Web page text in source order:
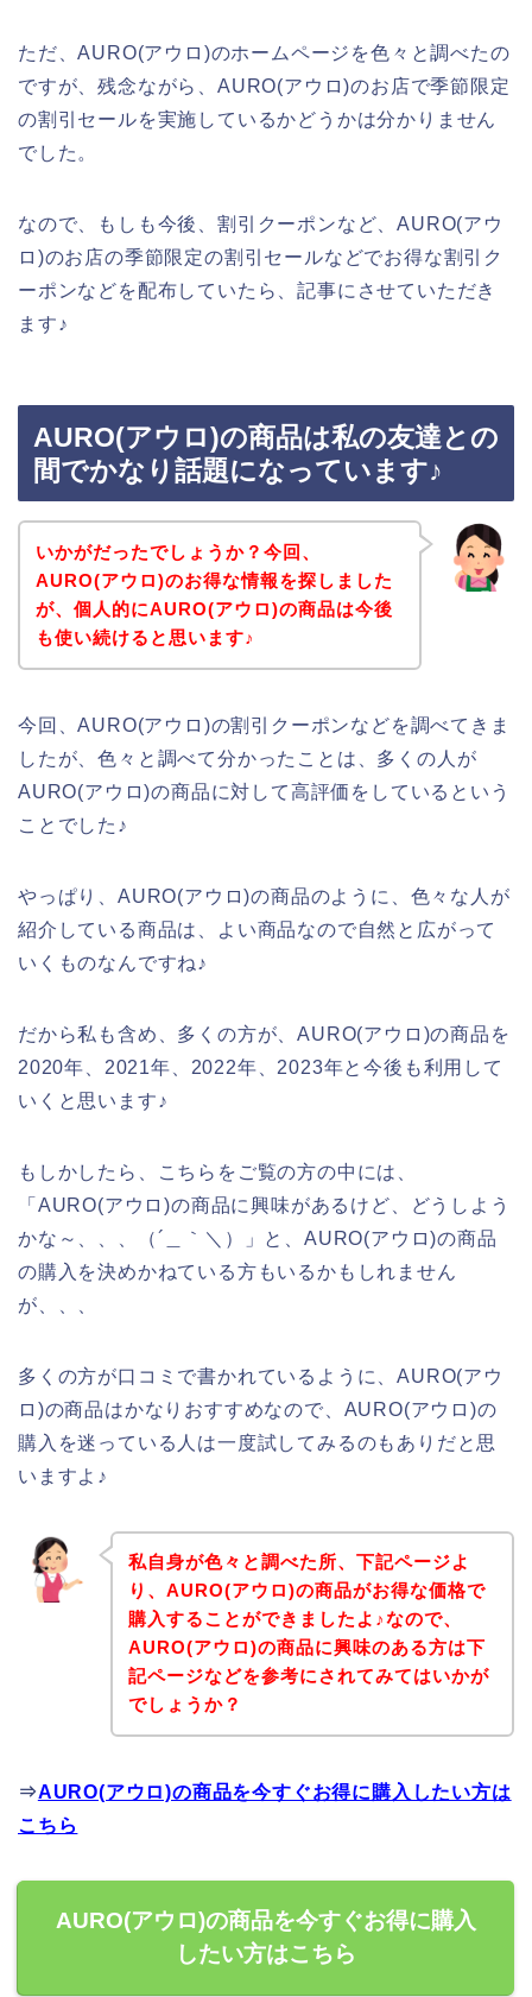
ただ、AURO(アウロ)のホームページを色々と調べたの
ですが、残念ながら、AURO(アウロ)のお店で季節限定
の割引セールを実施しているかどうかは分かりません
でした。
なので、もしも今後、割引クーポンなど、AURO(アウ
ロ)のお店の季節限定の割引セールなどでお得な割引ク
ーポンなどを配布していたら、記事にさせていただき
ます♪
AURO(アウロ)の商品は私の友達との
間でかなり話題になっています♪
いかがだったでしょうか？今回、
AURO(アウロ)のお得な情報を探しました
が、個人的にAURO(アウロ)の商品は今後
も使い続けると思います♪
今回、AURO(アウロ)の割引クーポンなどを調べてきま
したが、色々と調べて分かったことは、多くの人が
AURO(アウロ)の商品に対して高評価をしているという
ことでした♪
やっぱり、AURO(アウロ)の商品のように、色々な人が
紹介している商品は、よい商品なので自然と広がって
いくものなんですね♪
だから私も含め、多くの方が、AURO(アウロ)の商品を
2020年、2021年、2022年、2023年と今後も利用して
いくと思います♪
もしかしたら、こちらをご覧の方の中には、
「AURO(アウロ)の商品に興味があるけど、どうしよう
かな～、、、（´＿｀＼）」と、AURO(アウロ)の商品
の購入を決めかねている方もいるかもしれません
が、、、
多くの方が口コミで書かれているように、AURO(アウ
ロ)の商品はかなりおすすめなので、AURO(アウロ)の
購入を迷っている人は一度試してみるのもありだと思
いますよ♪
私自身が色々と調べた所、下記ページよ
り、AURO(アウロ)の商品がお得な価格で
購入することができましたよ♪なので、
AURO(アウロ)の商品に興味のある方は下
記ページなどを参考にされてみてはいかが
でしょうか？
⇒AURO(アウロ)の商品を今すぐお得に購入したい方は
こちら
AURO(アウロ)の商品を今すぐお得に購入
したい方はこちら